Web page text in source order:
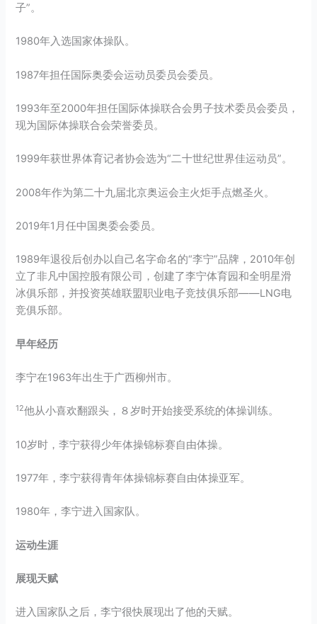
子”。
1980年入选国家体操队。
1987年担任国际奥委会运动员委员会委员。
1993年至2000年担任国际体操联合会男子技术委员会委员，
现为国际体操联合会荣誉委员。
1999年获世界体育记者协会选为“二十世纪世界佳运动员”。
2008年作为第二十九届北京奥运会主火炬手点燃圣火。
2019年1月任中国奥委会委员。
1989年退役后创办以自己名字命名的“李宁”品牌，2010年创
立了非凡中国控股有限公司，创建了李宁体育园和全明星滑
冰俱乐部，并投资英雄联盟职业电子竞技俱乐部——LNG电
竞俱乐部。
早年经历
李宁在1963年出生于广西柳州市。
12他从小喜欢翻跟头，８岁时开始接受系统的体操训练。
10岁时，李宁获得少年体操锦标赛自由体操。
1977年，李宁获得青年体操锦标赛自由体操亚军。
1980年，李宁进入国家队。
运动生涯
展现天赋
进入国家队之后，李宁很快展现出了他的天赋。